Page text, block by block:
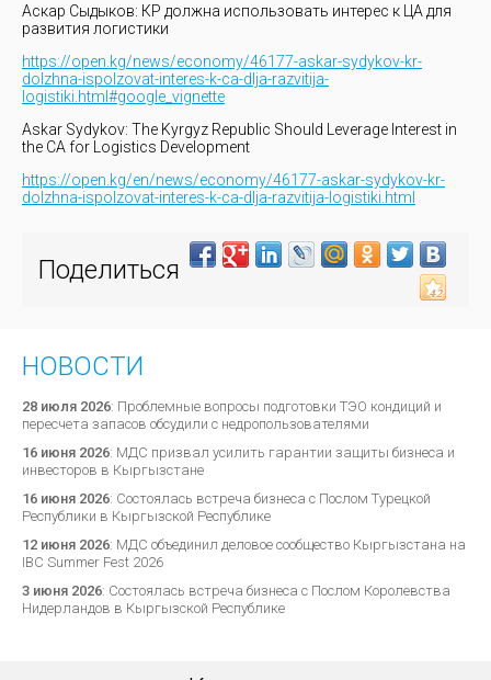
Аскар Сыдыков: КР должна использовать интерес к ЦА для
развития логистики
https://open.kg/news/economy/46177-askar-sydykov-kr-
dolzhna-ispolzovat-interes-k-ca-dlja-razvitija-
logistiki.html#google_vignette
Askar Sydykov: The Kyrgyz Republic Should Leverage Interest in
the CA for Logistics Development
https://open.kg/en/news/economy/46177-askar-sydykov-kr-
dolzhna-ispolzovat-interes-k-ca-dlja-razvitija-logistiki.html
Поделиться
НОВОСТИ
28 июля 2026: Проблемные вопросы подготовки ТЭО кондиций и
пересчета запасов обсудили с недропользователями
16 июня 2026: МДС призвал усилить гарантии защиты бизнеса и
инвесторов в Кыргызстане
16 июня 2026: Состоялась встреча бизнеса с Послом Турецкой
Республики в Кыргызской Республике
12 июня 2026: МДС объединил деловое сообщество Кыргызстана на
IBC Summer Fest 2026
3 июня 2026: Состоялась встреча бизнеса с Послом Королевства
Нидерландов в Кыргызской Республике